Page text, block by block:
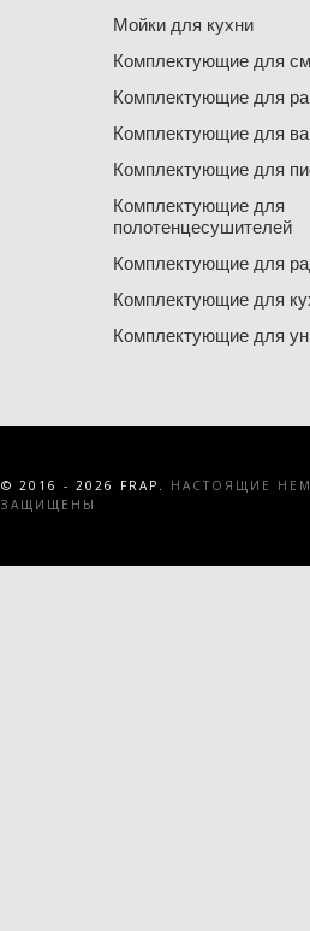
Мойки для кухни
Комплектующие для
Комплектующие для
Комплектующие для
Комплектующие для
Комплектующие для
полотенцесушителей
Комплектующие для
Комплектующие для
Комплектующие для
© 2016 - 2026 FRAP.
НАСТОЯЩИЕ
ЗАЩИЩЕНЫ